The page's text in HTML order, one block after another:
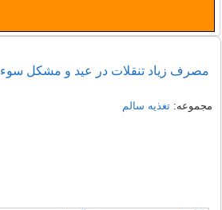
مصرف زیاد تنقلات در عید و مشکل
مجموعه:تغذیه سالم